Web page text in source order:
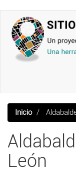
contenido
principal
Inicio
León